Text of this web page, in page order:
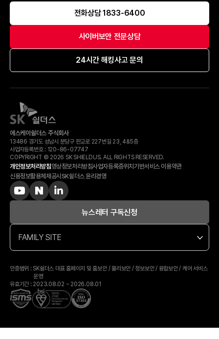
전화상담 1833-6400
사이버보안 전문상담
24시간 해킹사고 문의
에스케이쉴더스 주식회사
13486 경기도 성남시 분당구 판교로 227번길 23, 4&5층
사업자등록번호 : 120-​86-​07747
COPYRIGHT © 2026 SK SHIELDUS. ALL RIGHTS RESERVED.
개인정보처리방침영상정보처리방침사업자등록증위치기반서비스 이용약관
신용정보활용체제공시 SK쉴더스 윤리경영
뉴스레터 구독신청
FAMILY SITE
인증범위 : SK쉴더스 대표 홈페이지 및 홈보안 / 물리보안 / 정보보안 / 융합보안 / 케어 서비스
운영
유효기간 : 2023.08.02 ~ 2026.08.01